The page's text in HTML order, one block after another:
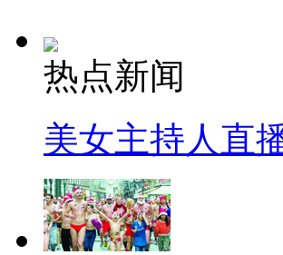
热点新闻
美女主持人直